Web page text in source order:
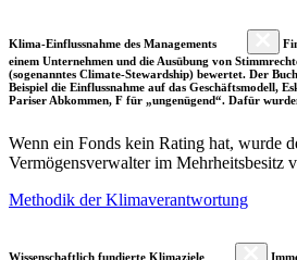
Klima-Einflussnahme des Managements
einem Unternehmen und die Ausübung von
(sogenanntes Climate-Stewardship) bewertet. Der
Beispiel die Einflussnahme auf das Geschäftsmodell,
Pariser Abkommen, F für „ungenügend“. Dafür
Wenn ein Fonds kein Rating hat, wurde
Vermögensverwalter im Mehrheitsbesitz
Methodik der Klimaverantwortung
Wissenschaftlich fundierte Klimaziele